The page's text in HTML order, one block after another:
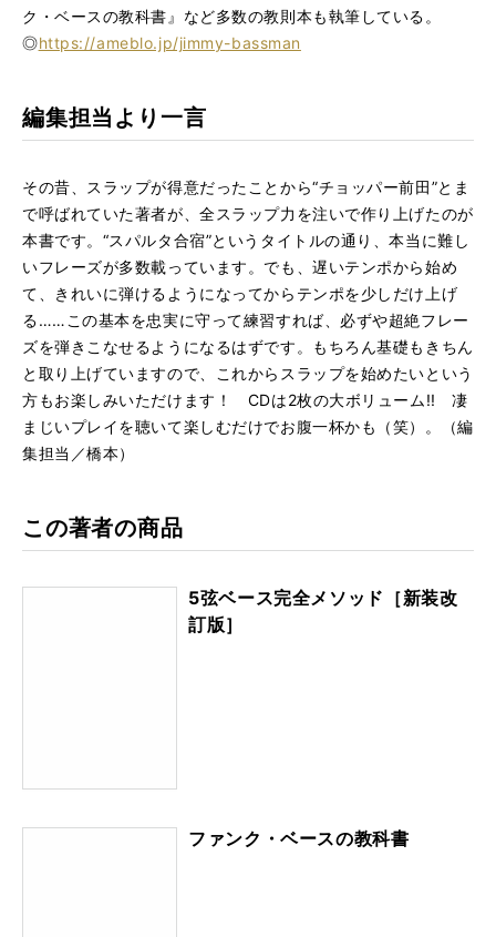
ク・ベースの教科書』など多数の教則本も執筆している。
◎https://ameblo.jp/jimmy-bassman
編集担当より一言
その昔、スラップが得意だったことから“チョッパー前田”とま
で呼ばれていた著者が、全スラップ力を注いで作り上げたのが
本書です。“スパルタ合宿”というタイトルの通り、本当に難し
いフレーズが多数載っています。でも、遅いテンポから始め
て、きれいに弾けるようになってからテンポを少しだけ上げ
る……この基本を忠実に守って練習すれば、必ずや超絶フレー
ズを弾きこなせるようになるはずです。もちろん基礎もきちん
と取り上げていますので、これからスラップを始めたいという
方もお楽しみいただけます！ CDは2枚の大ボリューム!! 凄
まじいプレイを聴いて楽しむだけでお腹一杯かも（笑）。（編
集担当／橋本）
この著者の商品
5弦ベース完全メソッド［新装改
訂版］
ファンク・ベースの教科書